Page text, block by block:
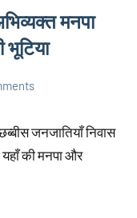
मनपा
भूटिया
जनजातियाँ निवास
की मनपा और